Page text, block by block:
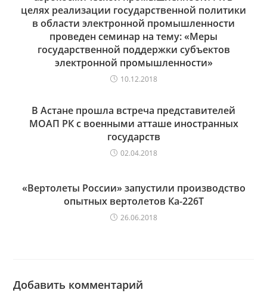
целях реализации государственной политики
в области электронной промышленности
проведен семинар на тему: «Меры
государственной поддержки субъектов
электронной промышленности»
10.12.2018
В Астане прошла встреча представителей
МОАП РК с военными атташе иностранных
государств
02.04.2018
«Вертолеты России» запустили производство
опытных вертолетов Ка-226Т
26.06.2018
Добавить комментарий